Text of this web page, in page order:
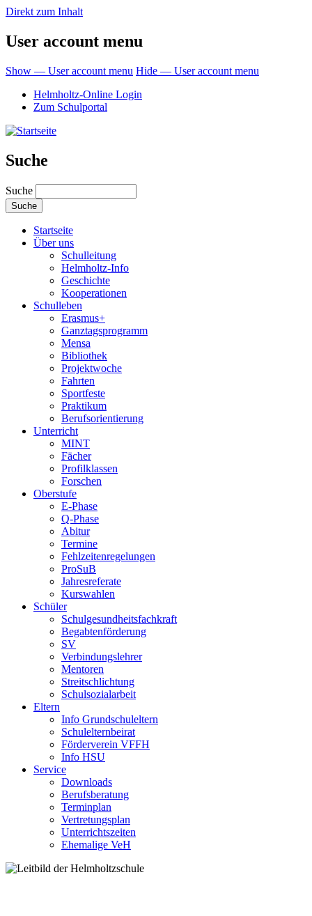
Direkt zum Inhalt
User account menu
Show — User account menu Hide — User account menu
Helmholtz-Online Login
Zum Schulportal
Suche
Suche
Startseite
Über uns
Schulleitung
Helmholtz-Info
Geschichte
Kooperationen
Schulleben
Erasmus+
Ganztagsprogramm
Mensa
Bibliothek
Projektwoche
Fahrten
Sportfeste
Praktikum
Berufsorientierung
Unterricht
MINT
Fächer
Profilklassen
Forschen
Oberstufe
E-Phase
Q-Phase
Abitur
Termine
Fehlzeitenregelungen
ProSuB
Jahresreferate
Kurswahlen
Schüler
Schulgesundheitsfachkraft
Begabtenförderung
SV
Verbindungslehrer
Mentoren
Streitschlichtung
Schulsozialarbeit
Eltern
Info Grundschuleltern
Schulelternbeirat
Förderverein VFFH
Info HSU
Service
Downloads
Berufsberatung
Terminplan
Vertretungsplan
Unterrichtszeiten
Ehemalige VeH